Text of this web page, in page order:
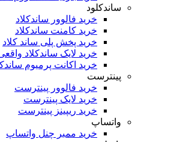
ساندکلود
خرید فالوور ساندکلاد
خرید کامنت ساندکلاد
خرید پخش پلی ساند کلاد
خرید لایک ساندکلاد واقعی
خرید اکانت پرمیوم ساندکلود
پینترست
خرید فالوور پینترست
خرید لایک پینترست
خرید ریپینز پینترست
واتساپ
خرید ممبر چنل واتساپ